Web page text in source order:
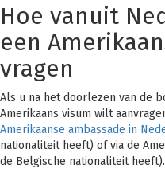
Hoe vanuit
een
vragen
Als u na het doorlezen van de
Amerikaans visum wilt
Amerikaanse ambassade in
nationaliteit heeft) of via de
de Belgische nationaliteit heeft).